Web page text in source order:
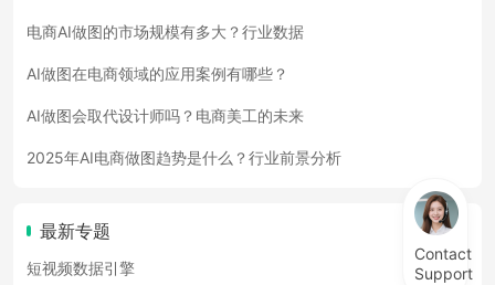
电商AI做图的市场规模有多大？行业数据
AI做图在电商领域的应用案例有哪些？
AI做图会取代设计师吗？电商美工的未来
2025年AI电商做图趋势是什么？行业前景分析
最新专题
短视频数据引擎
Contact
Support